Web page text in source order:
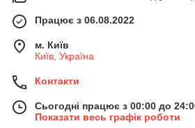
Працює з 06.08.2022
м. Київ
Київ, Україна
Контакти
Сьогодні працює з 00:00 до
Показати весь графік роботи